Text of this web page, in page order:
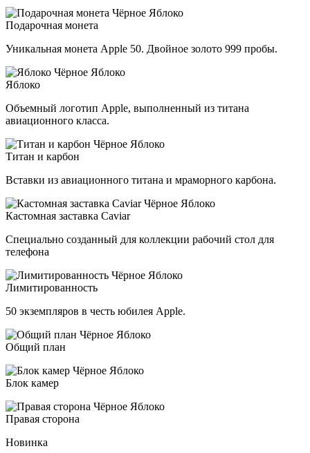
Подарочная монета
Уникальная монета Apple 50. Двойное золото 999 пробы.
Яблоко
Объемный логотип Apple, выполненный из титана
авиационного класса.
Титан и карбон
Вставки из авиационного титана и мраморного карбона.
Кастомная заставка Caviar
Специально созданный для коллекции рабочий стол для
телефона
Лимитированность
50 экземпляров в честь юбилея Apple.
Общий план
Блок камер
Правая сторона
Новинка